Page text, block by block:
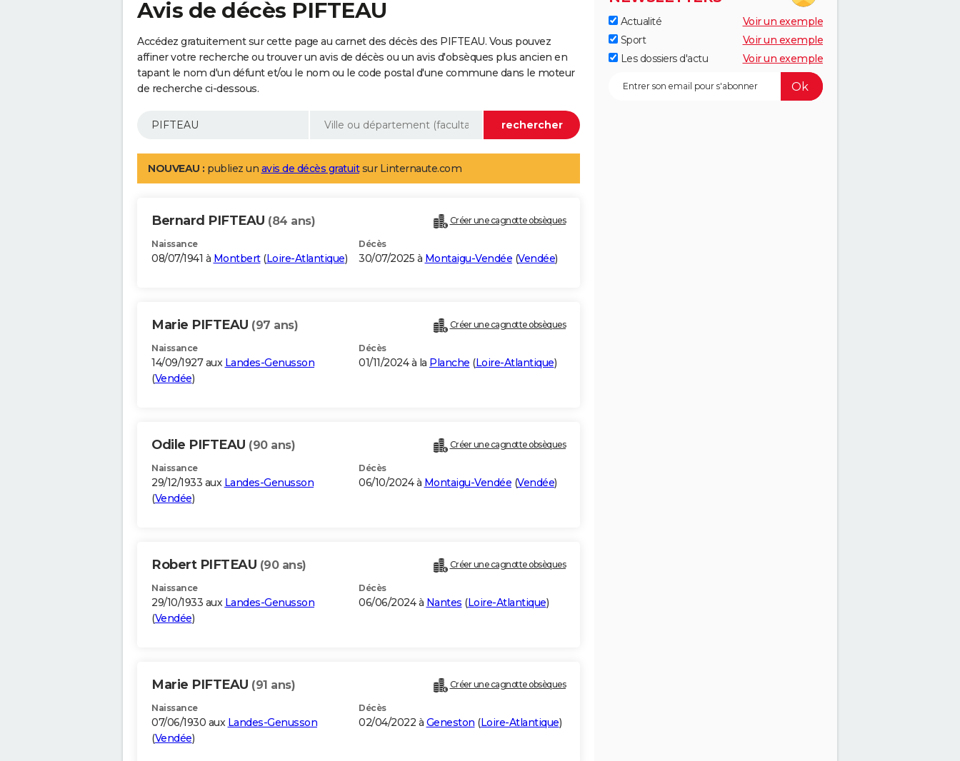
Avis de décès PIFTEAU
Accédez gratuitement sur cette page au carnet des décès des PIFTEAU. Vous pouvez
affiner votre recherche ou trouver un avis de décès ou un avis d'obsèques plus ancien en
tapant le nom d'un défunt et/ou le nom ou le code postal d'une commune dans le moteur
de recherche ci-dessous.
NOUVEAU : publiez un avis de décès gratuitsur Linternaute.com
Bernard PIFTEAU (84 ans) Créer une cagnotte obsèques
Naissance
08/07/1941 à Montbert(Loire-Atlantique)
Décès
30/07/2025 à Montaigu-Vendée (Vendée)
Marie PIFTEAU (97 ans) Créer une cagnotte obsèques
Naissance
14/09/1927 aux Landes-Genusson
(Vendée)
Décès
01/11/2024 à la Planche (Loire-Atlantique)
Odile PIFTEAU (90 ans) Créer une cagnotte obsèques
Naissance
29/12/1933 aux Landes-Genusson
(Vendée)
Décès
06/10/2024 à Montaigu-Vendée (Vendée)
Robert PIFTEAU (90 ans) Créer une cagnotte obsèques
Naissance
29/10/1933 aux Landes-Genusson
(Vendée)
Décès
06/06/2024 à Nantes (Loire-Atlantique)
Marie PIFTEAU (91 ans) Créer une cagnotte obsèques
Naissance
07/06/1930 aux Landes-Genusson
(Vendée)
Décès
02/04/2022 à Geneston (Loire-Atlantique)
Actualité
Voir un exemple
Sport
Voir un exemple
Les dossiers d'actu
Voir un exemple